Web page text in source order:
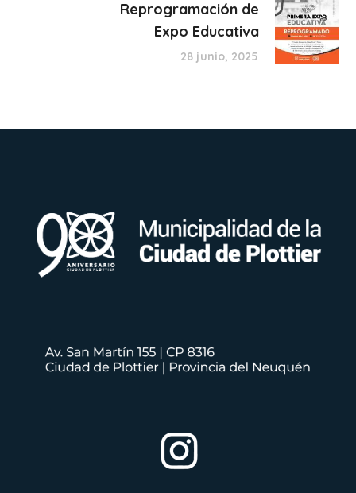
Reprogramación de
Expo Educativa
28 junio, 2025